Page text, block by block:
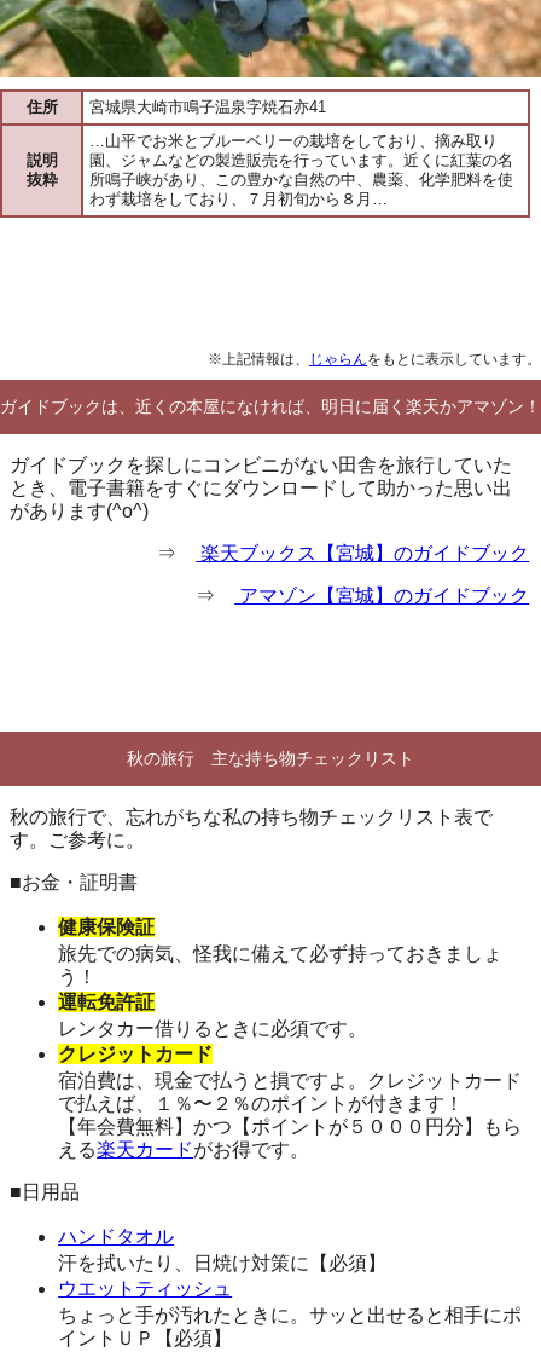
住所 宮城県大崎市鳴子温泉字焼石亦41
説明
抜粋
…山平でお米とブルーベリーの栽培をしており、摘み取り
園、ジャムなどの製造販売を行っています。近くに紅葉の名
所鳴子峡があり、この豊かな自然の中、農薬、化学肥料を使
わず栽培をしており、７月初旬から８月…
※上記情報は、 じゃらんをもとに表示しています。
ガイドブックは、近くの本屋になければ、明日に届く楽天かアマゾン！
ガイドブックを探しにコンビニがない田舎を旅行していた
とき、電子書籍をすぐにダウンロードして助かった思い出
があります(^o^)
⇒ 楽天ブックス【宮城】のガイドブック
⇒ アマゾン【宮城】のガイドブック
秋の旅行 主な持ち物チェックリスト
秋の旅行で、忘れがちな私の持ち物チェックリスト表で
す。ご参考に。
■お金・証明書
健康保険証
旅先での病気、怪我に備えて必ず持っておきましょ
う！
運転免許証
レンタカー借りるときに必須です。
クレジットカード
宿泊費は、現金で払うと損ですよ。クレジットカード
で払えば、１％〜２％のポイントが付きます！
【年会費無料】かつ【ポイントが５０００円分】もら
える楽天カードがお得です。
■日用品
ハンドタオル
汗を拭いたり、日焼け対策に【必須】
ウエットティッシュ
ちょっと手が汚れたときに。サッと出せると相手にポ
イントＵＰ【必須】